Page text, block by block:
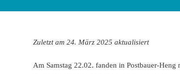
Zuletzt am 24. März 2025 aktualisiert
Am Samstag 22.02. fanden in Postbauer-